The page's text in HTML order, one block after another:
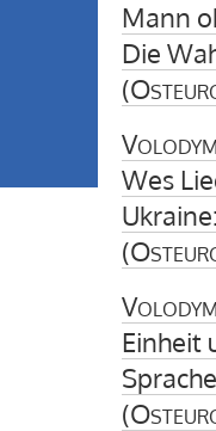
Mann
Die
(
Wes
(
Einheit
(